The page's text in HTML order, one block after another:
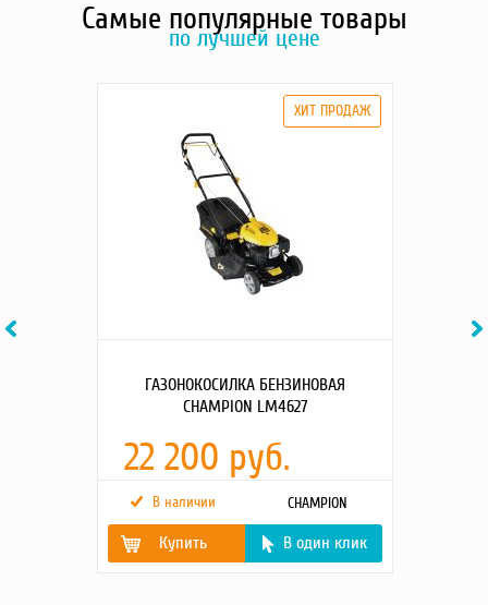
Самые популярные товары
по лучшей цене
Previous
ГАЗОНОКОСИЛКА БЕНЗИНОВАЯ
CHAMPION LM4627
22 200 руб.
В наличии CHAMPION
Купить В один клик